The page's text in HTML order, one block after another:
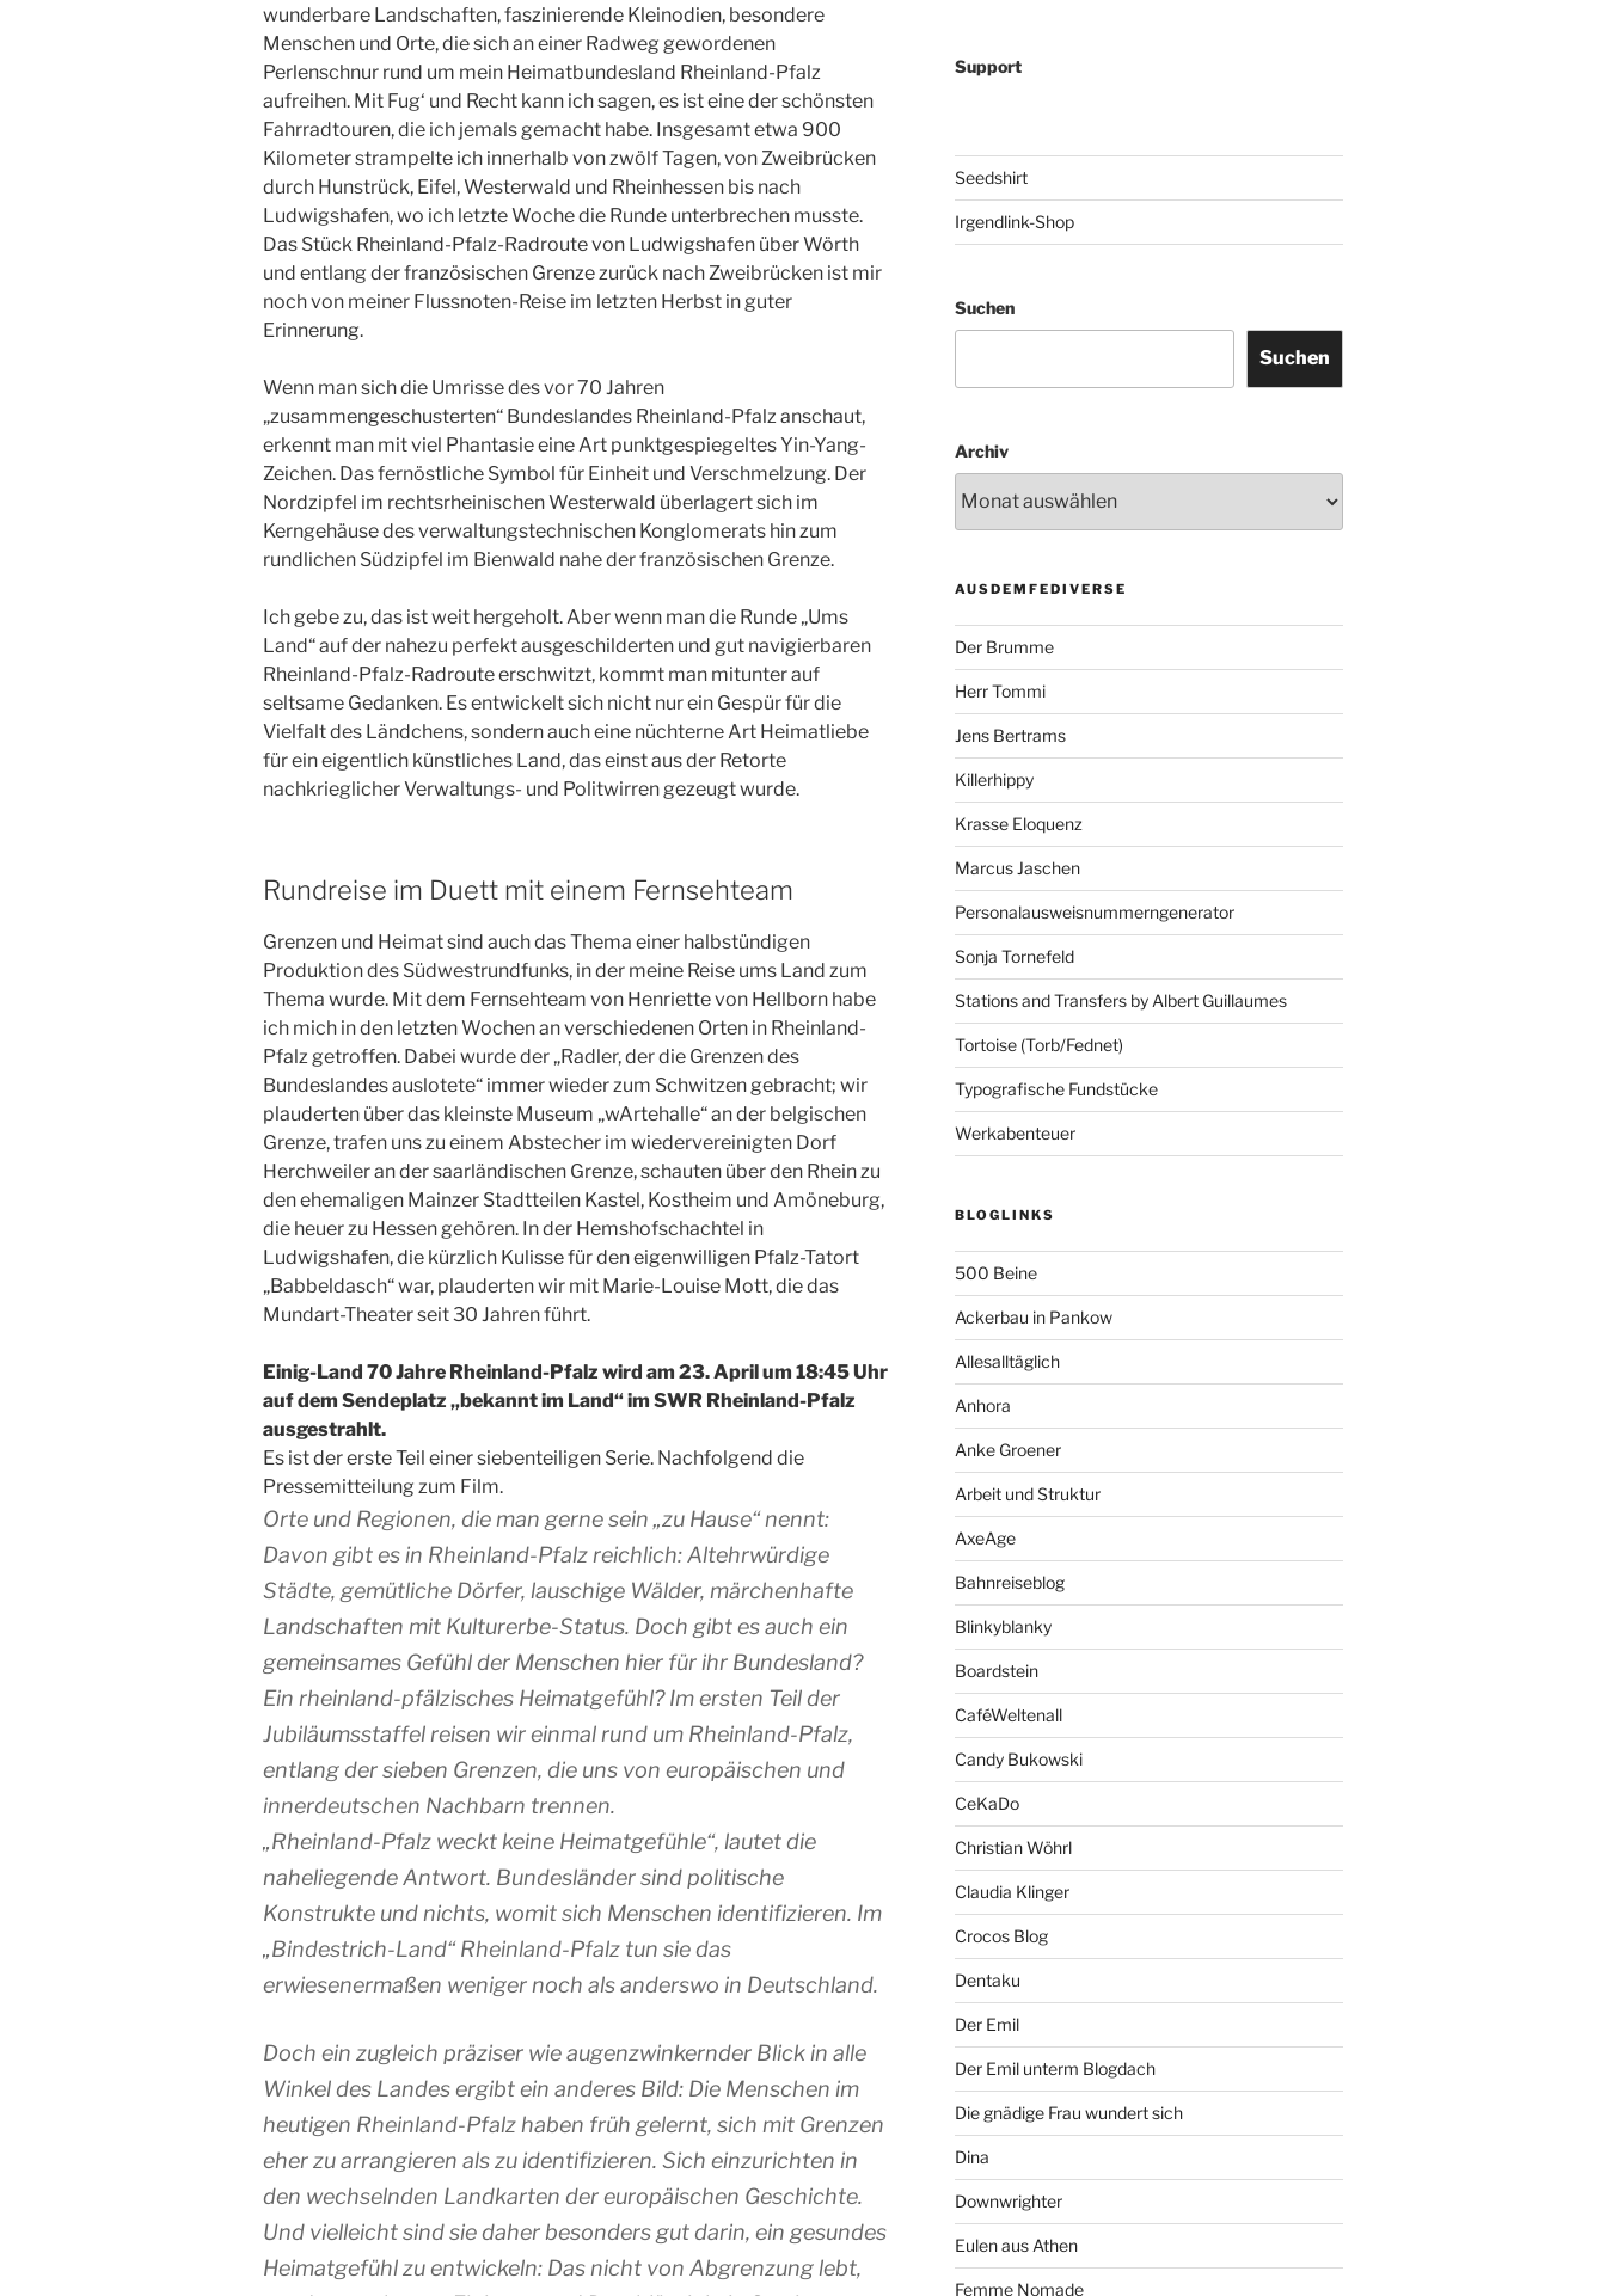
wunderbare Landschaften, faszinierende Kleinodien, besondere
Menschen und Orte, die sich an einer Radweg gewordenen
Perlenschnur rund um mein Heimatbundesland Rheinland-Pfalz
aufreihen. Mit Fug‘ und Recht kann ich sagen, es ist eine der schönsten
Fahrradtouren, die ich jemals gemacht habe. Insgesamt etwa 900
Kilometer strampelte ich innerhalb von zwölf Tagen, von Zweibrücken
durch Hunstrück, Eifel, Westerwald und Rheinhessen bis nach
Ludwigshafen, wo ich letzte Woche die Runde unterbrechen musste.
Das Stück Rheinland-Pfalz-Radroute von Ludwigshafen über Wörth
und entlang der französischen Grenze zurück nach Zweibrücken ist mir
noch von meiner Flussnoten-Reise im letzten Herbst in guter
Erinnerung.
Wenn man sich die Umrisse des vor 70 Jahren
„zusammengeschusterten“ Bundeslandes Rheinland-Pfalz anschaut,
erkennt man mit viel Phantasie eine Art punktgespiegeltes Yin-Yang-
Zeichen. Das fernöstliche Symbol für Einheit und Verschmelzung. Der
Nordzipfel im rechtsrheinischen Westerwald überlagert sich im
Kerngehäuse des verwaltungstechnischen Konglomerats hin zum
rundlichen Südzipfel im Bienwald nahe der französischen Grenze.
Ich gebe zu, das ist weit hergeholt. Aber wenn man die Runde „Ums
Land“ auf der nahezu perfekt ausgeschilderten und gut navigierbaren
Rheinland-Pfalz-Radroute erschwitzt, kommt man mitunter auf
seltsame Gedanken. Es entwickelt sich nicht nur ein Gespür für die
Vielfalt des Ländchens, sondern auch eine nüchterne Art Heimatliebe
für ein eigentlich künstliches Land, das einst aus der Retorte
nachkrieglicher Verwaltungs- und Politwirren gezeugt wurde.
Rundreise im Duett mit einem Fernsehteam
Grenzen und Heimat sind auch das Thema einer halbstündigen
Produktion des Südwestrundfunks, in der meine Reise ums Land zum
Thema wurde. Mit dem Fernsehteam von Henriette von Hellborn habe
ich mich in den letzten Wochen an verschiedenen Orten in Rheinland-
Pfalz getroffen. Dabei wurde der „Radler, der die Grenzen des
Bundeslandes auslotete“ immer wieder zum Schwitzen gebracht; wir
plauderten über das kleinste Museum „wArtehalle“ an der belgischen
Grenze, trafen uns zu einem Abstecher im wiedervereinigten Dorf
Herchweiler an der saarländischen Grenze, schauten über den Rhein zu
den ehemaligen Mainzer Stadtteilen Kastel, Kostheim und Amöneburg,
die heuer zu Hessen gehören. In der Hemshofschachtel in
Ludwigshafen, die kürzlich Kulisse für den eigenwilligen Pfalz-Tatort
„Babbeldasch“ war, plauderten wir mit Marie-Louise Mott, die das
Mundart-Theater seit 30 Jahren führt.
Einig-Land 70 Jahre Rheinland-Pfalz wird am 23. April um 18:45 Uhr
auf dem Sendeplatz „bekannt im Land“ im SWR Rheinland-Pfalz
ausgestrahlt.
Es ist der erste Teil einer siebenteiligen Serie. Nachfolgend die
Pressemitteilung zum Film.
Orte und Regionen, die man gerne sein „zu Hause“ nennt:
Davon gibt es in Rheinland-Pfalz reichlich: Altehrwürdige
Städte, gemütliche Dörfer, lauschige Wälder, märchenhafte
Landschaften mit Kulturerbe-Status. Doch gibt es auch ein
gemeinsames Gefühl der Menschen hier für ihr Bundesland?
Ein rheinland-pfälzisches Heimatgefühl? Im ersten Teil der
Jubiläumsstaffel reisen wir einmal rund um Rheinland-Pfalz,
entlang der sieben Grenzen, die uns von europäischen und
innerdeutschen Nachbarn trennen.
„Rheinland-Pfalz weckt keine Heimatgefühle“, lautet die
naheliegende Antwort. Bundesländer sind politische
Konstrukte und nichts, womit sich Menschen identifizieren. Im
„Bindestrich-Land“Rheinland-Pfalz tun sie das
erwiesenermaßen weniger noch als anderswo in Deutschland.
Doch ein zugleich präziser wie augenzwinkernder Blick in alle
Winkel des Landes ergibt ein anderes Bild: Die Menschen im
heutigen Rheinland-Pfalz haben früh gelernt, sich mit Grenzen
eher zu arrangieren als zu identifizieren. Sich einzurichten in
den wechselnden Landkarten der europäischen Geschichte.
Und vielleicht sind sie daher besonders gut darin, ein gesundes
Heimatgefühl zu entwickeln: Das nicht von Abgrenzung lebt,
Support
Seedshirt
Irgendlink-Shop
Suchen
Suchen
Archiv
AUSDEMFEDIVERSE
Der Brumme
Herr Tommi
Jens Bertrams
Killerhippy
Krasse Eloquenz
Marcus Jaschen
Personalausweisnummerngenerator
Sonja Tornefeld
Stations and Transfers by Albert Guillaumes
Tortoise (Torb/Fednet)
Typografische Fundstücke
Werkabenteuer
BLOGLINKS
500 Beine
Ackerbau in Pankow
Allesalltäglich
Anhora
Anke Groener
Arbeit und Struktur
AxeAge
Bahnreiseblog
Blinkyblanky
Boardstein
CaféWeltenall
Candy Bukowski
CeKaDo
Christian Wöhrl
Claudia Klinger
Crocos Blog
Dentaku
Der Emil
Der Emil unterm Blogdach
Die gnädige Frau wundert sich
Dina
Downwrighter
Eulen aus Athen
Femme Nomade